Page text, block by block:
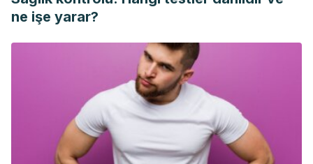
Philpott HL, Nandurkar S, Lubel J, Gibson PR. Drug-induced
gastrointestinal disorders.
2014;5(1):49–57. doi:10.1136/flgastro-2013-100316
ne işe yarar?